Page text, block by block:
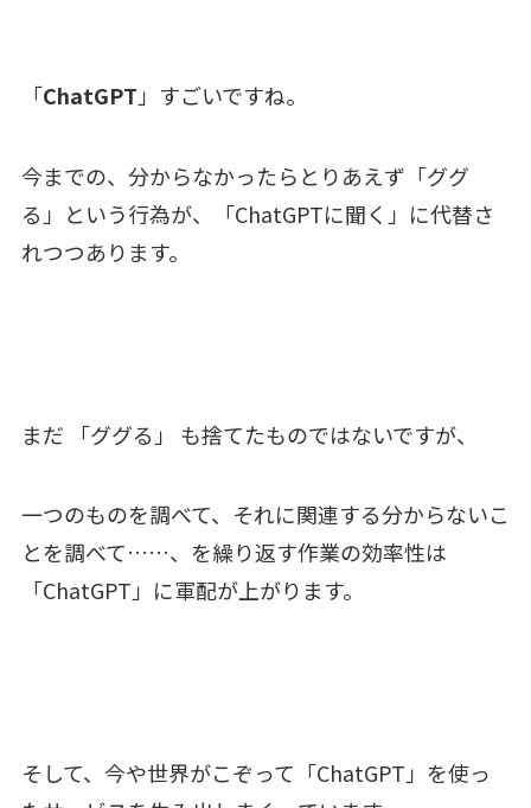
「ChatGPT 」すごいですね。
今までの、分からなかったらとりあえず「ググ
る」という行為が、「ChatGPTに聞く」に代替さ
れつつあります。
まだ 「ググる」 も捨てたものではないですが、
一つのものを調べて、それに関連する分からないこ
とを調べて……、を繰り返す作業の効率性は
「ChatGPT」に軍配が上がります。
そして、今や世界がこぞって「ChatGPT」を使っ